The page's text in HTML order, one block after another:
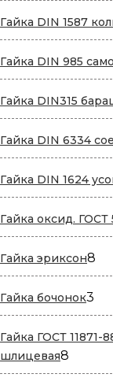
Гайка DIN 1587
Гайка DIN 985
Гайка DIN315
Гайка DIN 6334
Гайка DIN 1624
Гайка оксид. ГОСТ
Гайка эриксон8
Гайка бочонок3
Гайка ГОСТ 11871-
шлицевая8